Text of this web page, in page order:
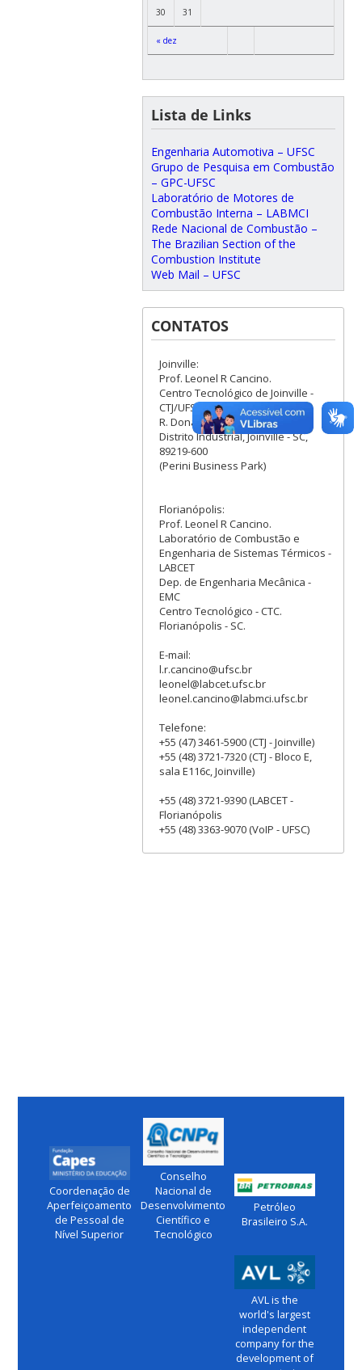
« dez
30 31
Lista de Links
Engenharia Automotiva – UFSC
Grupo de Pesquisa em Combustão
– GPC-UFSC
Laboratório de Motores de
Combustão Interna – LABMCI
Rede Nacional de Combustão –
The Brazilian Section of the
Combustion Institute
Web Mail – UFSC
CONTATOS
Joinville:
Prof. Leonel R Cancino.
Centro Tecnológico de Joinville -
CTJ/UFSC
R. Dona Francisca, 8300 –
Distrito Industrial, Joinville - SC,
89219-600
(Perini Business Park)
Florianópolis:
Prof. Leonel R Cancino.
Laboratório de Combustão e
Engenharia de Sistemas Térmicos -
LABCET
Dep. de Engenharia Mecânica -
EMC
Centro Tecnológico - CTC.
Florianópolis - SC.
E-mail:
l.r.cancino@ufsc.br
leonel@labcet.ufsc.br
leonel.cancino@labmci.ufsc.br
Telefone:
+55 (47) 3461-5900 (CTJ - Joinville)
+55 (48) 3721-7320 (CTJ - Bloco E,
sala E116c, Joinville)
+55 (48) 3721-9390 (LABCET -
Florianópolis
+55 (48) 3363-9070 (VoIP - UFSC)
Coordenação de
Aperfeiçoamento
de Pessoal de
Nível Superior
Conselho
Nacional de
Desenvolvimento
Científico e
Tecnológico
Petróleo
Brasileiro S.A.
AVL is the
world's largest
independent
company for the
development of